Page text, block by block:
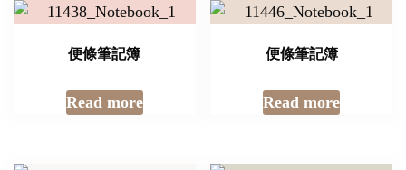
便條筆記簿
Read more
便條筆記簿
Read more